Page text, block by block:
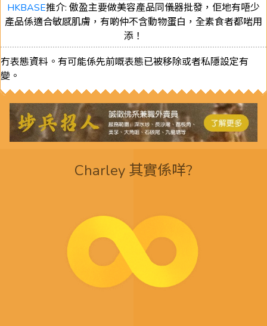
HKBASE推介: 傲盈主要做美容產品同儀器批發，佢地有唔少
產品係適合敏感肌膚，有啲仲不含動物蛋白，全素食者都啱用
添！
冇表態資料。有可能係先前嘅表態已被移除或者私隱設定有
變。
Charley 其實係咩?